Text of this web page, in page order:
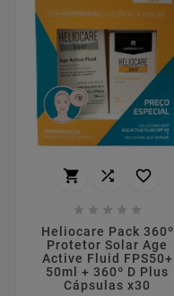
  
    
Heliocare Pack 360º
Protetor Solar Age
Active Fluid FPS50+
50ml + 360º D Plus
Cápsulas x30